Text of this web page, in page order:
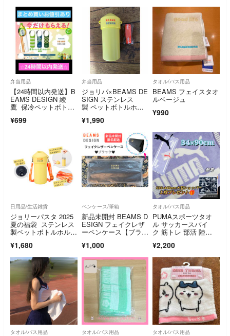
弁当用品
【24時間以内発送】B
EAMS DESIGN 綾
鷹 保冷ペットボトル
¥699
弁当用品
ジョリパ×BEAMS DE
SIGN ステンレス
製 ペットボトルホル
¥1,990
タオル/バス用品
BEAMS フェイスタオ
ルベージュ
¥990
日用品/生活雑貨
ジョリーパスタ 2025
夏の福袋 ステンレス
製ペットボトルホルダ
¥1,680
ペンケース/筆箱
新品未開封 BEAMS D
ESIGN フェイクレザ
ーペンケース【ブラッ
¥1,000
タオル/バス用品
PUMAスポーツタオ
ル サッカースパイ
ク 筋トレ 部活 陸
¥2,200
タオル/バス用品 タオル/バス用品 タオル/バス用品